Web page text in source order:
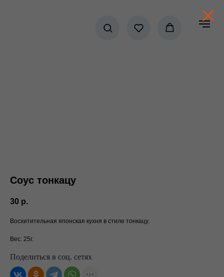
Соус тонкацу
30 р.
Восхитительная японская кухня в стиле тонкацу.
Вес: 25г.
Поделиться в соц. сетях